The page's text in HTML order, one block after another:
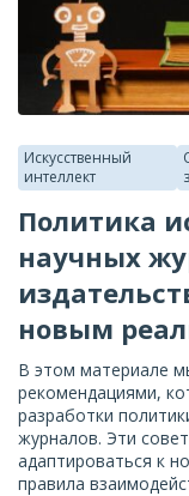
Искусственный
интеллект
Политика
научных
новым
В этом материале
рекомендациями,
разработки
журналов. Эти
адаптироваться к
правила